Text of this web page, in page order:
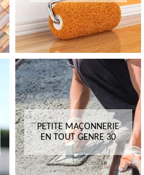
PETITE MAÇONNERIE
EN TOUT GENRE 30